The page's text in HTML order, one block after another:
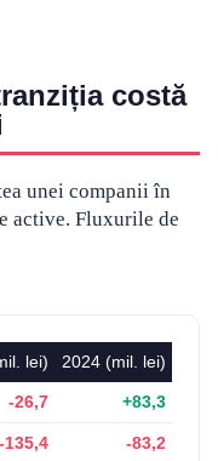
costă
unei companii în
active. Fluxurile de
lei) 2024 (mil. lei)
-26,7 +83,3
-135,4 -83,2